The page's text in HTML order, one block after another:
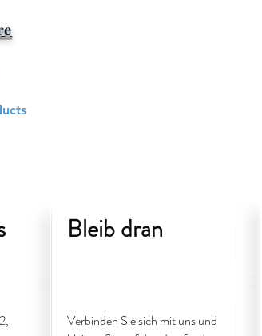
Bleib dran
Verbinden Sie sich mit uns und
2,